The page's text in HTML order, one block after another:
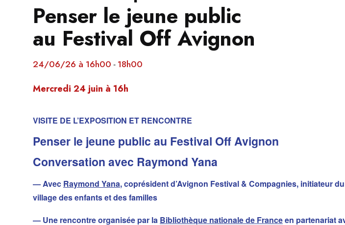
Penser le jeune public
au Festival Off Avignon
24/06/26 à 16h00 - 18h00
Mercredi 24 juin à 16h
VISITE DE L’EXPOSITION ET RENCONTRE
Penser le jeune public au Festival Off Avignon
Conversation avec Raymond Yana
— Avec Raymond Yana, coprésident d’Avignon Festival & Compagnies, initiateur
village des enfants et des familles
— Une rencontre organisée par la Bibliothèque nationale de Franceen partenariat